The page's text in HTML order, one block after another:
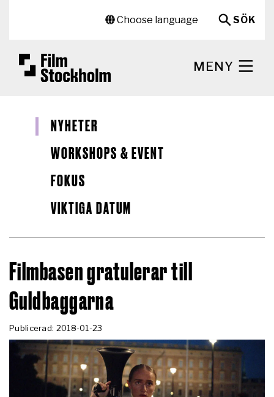
Choose language
SÖK
MENY
NYHETER
WORKSHOPS & EVENT
FOKUS
VIKTIGA DATUM
Filmbasen gratulerar till
Guldbaggarna
Publicerad: 2018-01-23